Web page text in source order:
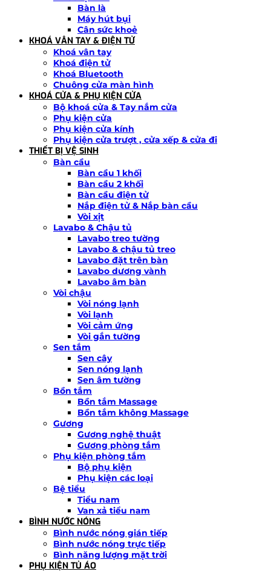
Bàn là
Máy hút bụi
Cân sức khoẻ
KHOÁ VÂN TAY & ĐIỆN TỬ
Khoá vân tay
Khoá điện tử
Khoá Bluetooth
Chuông cửa màn hình
KHOÁ CỬA & PHỤ KIỆN CỬA
Bộ khoá cửa & Tay nắm cửa
Phụ kiện cửa
Phụ kiện cửa kính
Phụ kiện cửa trượt , cửa xếp & cửa đi
THIẾT BỊ VỆ SINH
Bàn cầu
Bàn cầu 1 khối
Bàn cầu 2 khối
Bàn cầu điện tử
Nắp điện tử & Nắp bàn cầu
Vòi xịt
Lavabo & Chậu tủ
Lavabo treo tường
Lavabo & chậu tủ treo
Lavabo đặt trên bàn
Lavabo dương vành
Lavabo âm bàn
Vòi chậu
Vòi nóng lạnh
Vòi lạnh
Vòi cảm ứng
Vòi gắn tường
Sen tắm
Sen cây
Sen nóng lạnh
Sen âm tường
Bồn tắm
Bồn tắm Massage
Bồn tắm không Massage
Gương
Gương nghệ thuật
Gương phòng tắm
Phụ kiện phòng tắm
Bộ phụ kiện
Phụ kiện các loại
Bệ tiểu
Tiểu nam
Van xả tiểu nam
BÌNH NƯỚC NÓNG
Bình nước nóng gián tiếp
Bình nước nóng trực tiếp
Bình năng lượng mặt trời
PHỤ KIỆN TỦ ÁO